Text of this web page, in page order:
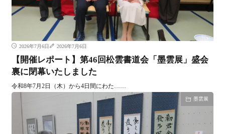
2026年7月6日 2026年7月6日
【開催レポート】第46回松雲書道会「墨雲展」盛会
裏に閉幕いたしました
令和8年7月2日（木）から4日間にわた……
墨雲展